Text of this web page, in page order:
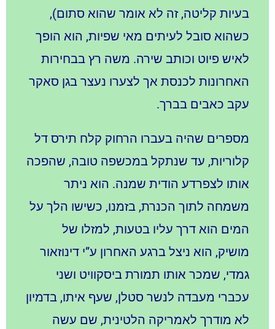
בעיות קליטה, זה לא אומר שהוא סתום),
כשהוא סובל לעיתים מאי שפיות, הוא הופך
לאיש פיוט וכותב שירה. משה רץ בבחירות
האחרונות לכנסת אך לצערו נעצר בגן סאקר
עקב כאבים בברך.
מספרים שהיה בעברו הרחוק קלח תירס דל
קלוריות, עד שנתקל במכשפה טובה, שהפכה
אותו לצפרדע הודית שמנה. הוא ניתר
משמחה לתוך הכנרת, בזמנו, כשישו הלך על
המים הוא דרך עליו בטעות, למזלו של
מושיק, הוא ניצל ברגע האחרון ע”י דינוזאור
גמדי, שמכר אותו תמורת ביסקוויט ושני
עכברי מעבדה לנשר סטלן, שעף איתו, בדמיון
לא מודרך לאמריקה הלטינית, שם עשה